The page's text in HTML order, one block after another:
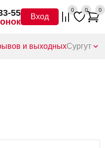
55
Вход
0 0 0
и выходныхСургут